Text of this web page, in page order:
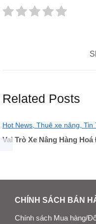
Related Posts
Hot News, Thuê xe nâng, Tin
Vai Trò Xe Nâng Hàng
CHÍNH SÁCH BÁN
Chính sách Mua hàng/